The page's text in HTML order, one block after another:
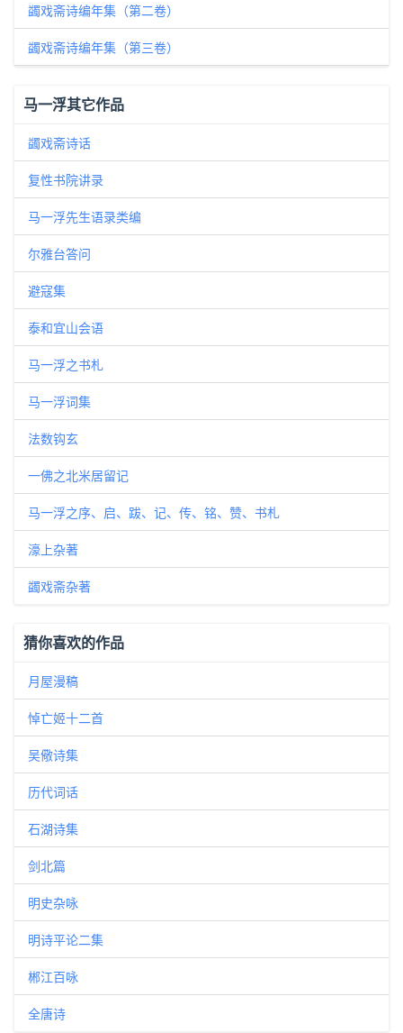
蠲戏斋诗编年集（第二卷）
蠲戏斋诗编年集（第三卷）
马一浮其它作品
蠲戏斋诗话
复性书院讲录
马一浮先生语录类编
尔雅台答问
避寇集
泰和宜山会语
马一浮之书札
马一浮词集
法数钩玄
一佛之北米居留记
马一浮之序、启、跋、记、传、铭、赞、书札
濠上杂著
蠲戏斋杂著
猜你喜欢的作品
月屋漫稿
悼亡姬十二首
吴儆诗集
历代词话
石湖诗集
剑北篇
明史杂咏
明诗平论二集
郴江百咏
全唐诗